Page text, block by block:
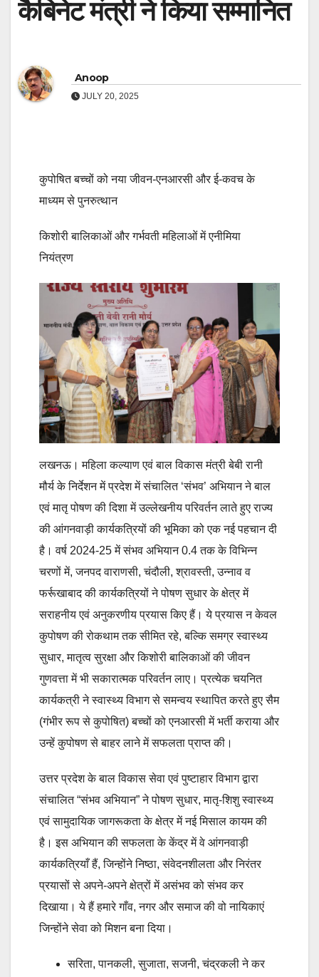
कैबिनेट मंत्री ने किया सम्मानित
Anoop
JULY 20, 2025
कुपोषित बच्चों को नया जीवन-एनआरसी और ई-कवच के
माध्यम से पुनरुत्थान
किशोरी बालिकाओं और गर्भवती महिलाओं में एनीमिया
नियंत्रण
लखनऊ। महिला कल्याण एवं बाल विकास मंत्री बेबी रानी
मौर्य के निर्देशन में प्रदेश में संचालित ‘संभव’ अभियान ने बाल
एवं मातृ पोषण की दिशा में उल्लेखनीय परिवर्तन लाते हुए राज्य
की आंगनवाड़ी कार्यकत्रियों की भूमिका को एक नई पहचान दी
है। वर्ष 2024-25 में संभव अभियान 0.4 तक के विभिन्न
चरणों में, जनपद वाराणसी, चंदौली, श्रावस्ती, उन्नाव व
फर्रूखाबाद की कार्यकत्रियों ने पोषण सुधार के क्षेत्र में
सराहनीय एवं अनुकरणीय प्रयास किए हैं। ये प्रयास न केवल
कुपोषण की रोकथाम तक सीमित रहे, बल्कि समग्र स्वास्थ्य
सुधार, मातृत्व सुरक्षा और किशोरी बालिकाओं की जीवन
गुणवत्ता में भी सकारात्मक परिवर्तन लाए। प्रत्येक चयनित
कार्यकत्री ने स्वास्थ्य विभाग से समन्वय स्थापित करते हुए सैम
(गंभीर रूप से कुपोषित) बच्चों को एनआरसी में भर्ती कराया और
उन्हें कुपोषण से बाहर लाने में सफलता प्राप्त की।
उत्तर प्रदेश के बाल विकास सेवा एवं पुष्टाहार विभाग द्वारा
संचालित “संभव अभियान” ने पोषण सुधार, मातृ-शिशु स्वास्थ्य
एवं सामुदायिक जागरूकता के क्षेत्र में नई मिसाल कायम की
है। इस अभियान की सफलता के केंद्र में वे आंगनवाड़ी
कार्यकत्रियाँ हैं, जिन्होंने निष्ठा, संवेदनशीलता और निरंतर
प्रयासों से अपने-अपने क्षेत्रों में असंभव को संभव कर
दिखाया। ये हैं हमारे गाँव, नगर और समाज की वो नायिकाएं
जिन्होंने सेवा को मिशन बना दिया।
सरिता, पानकली, सुजाता, सजनी, चंद्रकली ने कर